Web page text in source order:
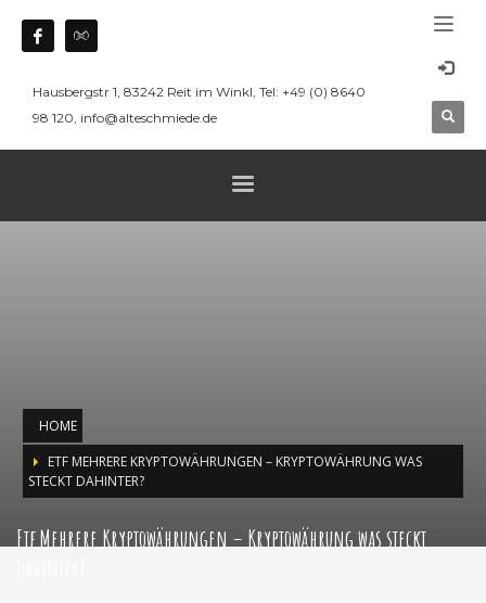
Hausbergstr 1, 83242 Reit im Winkl, Tel: +49 (0) 8640
98 120, info@alteschmiede.de
HOME
ETF MEHRERE KRYPTOWÄHRUNGEN – KRYPTOWÄHRUNG WAS
STECKT DAHINTER?
Etf Mehrere Kryptowährungen – Kryptowährung was steckt